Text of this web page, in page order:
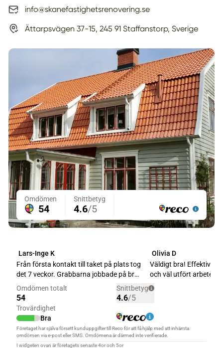
info@skanefastighetsrenovering.se
Ättarpsvägen 37-15, 245 91 Staffanstorp, Sverige